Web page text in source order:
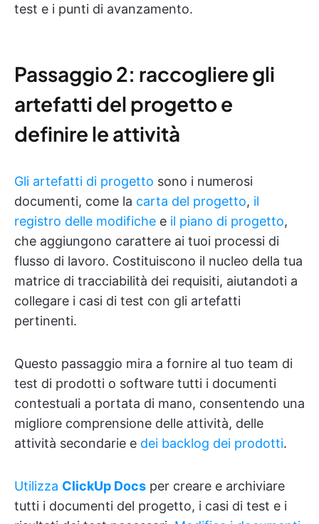
test e i punti di avanzamento.
Passaggio 2: raccogliere gli
artefatti del progetto e
definire le attività
Gli artefatti di progetto sono i numerosi
documenti, come la carta del progetto, il
registro delle modifiche e il piano di progetto,
che aggiungono carattere ai tuoi processi di
flusso di lavoro. Costituiscono il nucleo della tua
matrice di tracciabilità dei requisiti, aiutandoti a
collegare i casi di test con gli artefatti
pertinenti.
Questo passaggio mira a fornire al tuo team di
test di prodotti o software tutti i documenti
contestuali a portata di mano, consentendo una
migliore comprensione delle attività, delle
attività secondarie e dei backlog dei prodotti.
Utilizza ClickUp Docs per creare e archiviare
tutti i documenti del progetto, i casi di test e i